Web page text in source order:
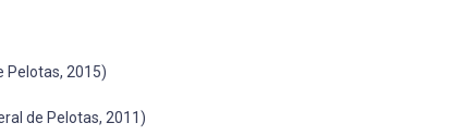
Pelotas, 2015)
de Pelotas, 2011)